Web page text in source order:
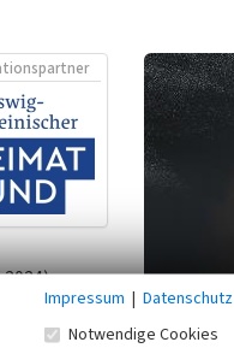
Impressum | Datenschutz
Notwendige Cookies